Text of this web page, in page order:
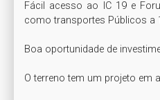
Fácil acesso ao IC 19 e
como transportes Públicos a
Boa oportunidade de
O terreno tem um projeto em